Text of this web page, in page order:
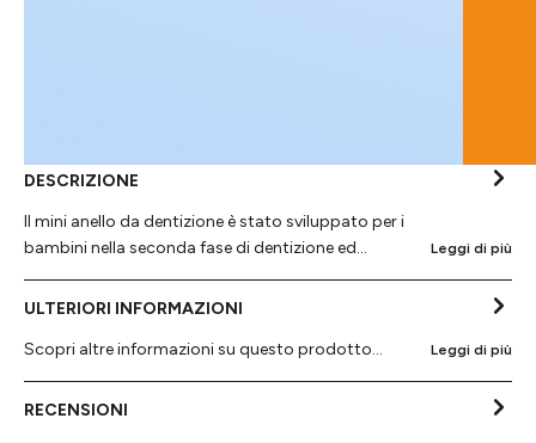
DESCRIZIONE
Il mini anello da dentizione è stato sviluppato per i
bambini nella seconda fase di dentizione ed…
Leggi di più
ULTERIORI INFORMAZIONI
Scopri altre informazioni su questo prodotto...
Leggi di più
RECENSIONI